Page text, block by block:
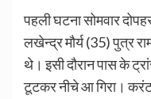
पहली घटना सोमवार
लखेन्द्र मौर्य (35) पुत्र
थे। इसी दौरान पास के
टूटकर नीचे आ गिरा।